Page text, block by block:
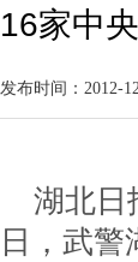
16家中
发布时间：2012-
湖北日
日，武警